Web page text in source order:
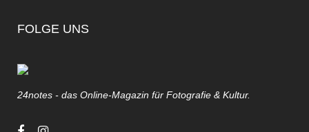
FOLGE UNS
24notes - das Online-Magazin für Fotografie & Kultur.